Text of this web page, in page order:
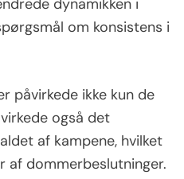
om konsistens i
påvirkede ikke kun de
også det
af kampene, hvilket
af dommerbeslutninger.